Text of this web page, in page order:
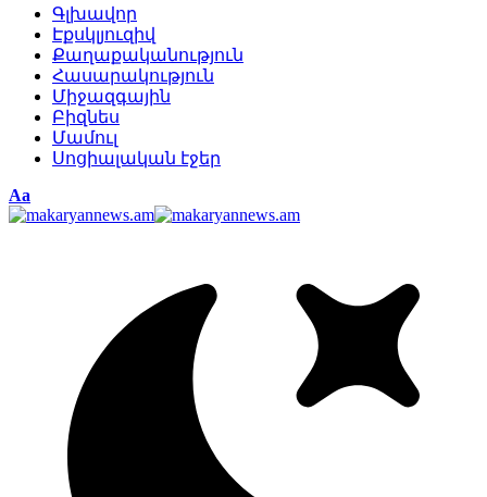
Գլխավոր
Էքսկլյուզիվ
Քաղաքականություն
Հասարակություն
Միջազգային
Բիզնես
Մամուլ
Սոցիալական էջեր
Изменение
размера
Аа